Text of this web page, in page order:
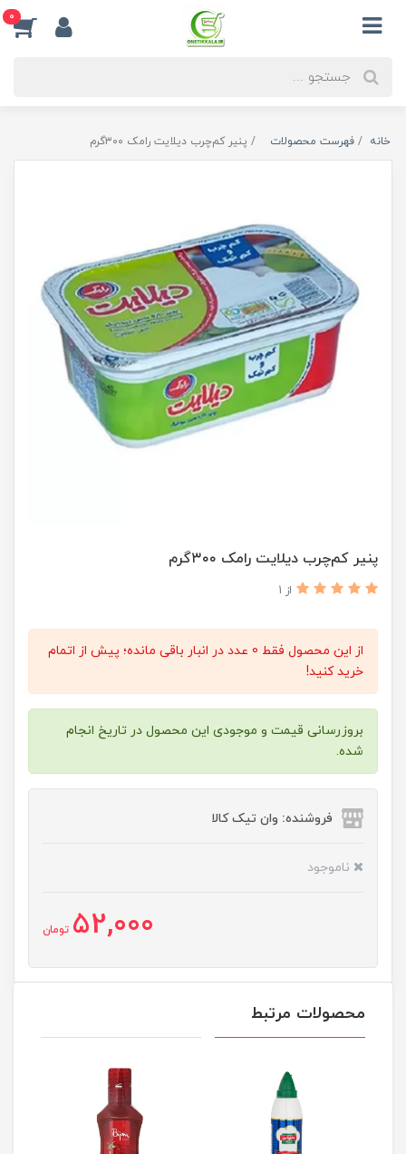
0
خانه فهرست محصولات پنیر کم‌چرب دیلایت رامک ۳۰۰گرم
پنیر کم‌چرب دیلایت رامک ۳۰۰گرم
از 1
از این محصول فقط 0 عدد در انبار باقی مانده؛ پیش از اتمام
خرید کنید!
بروزرسانی قیمت و موجودی این محصول در تاریخ انجام
شده.
فروشنده: وان تیک کالا
ناموجود
52,000 تومان
محصولات مرتبط